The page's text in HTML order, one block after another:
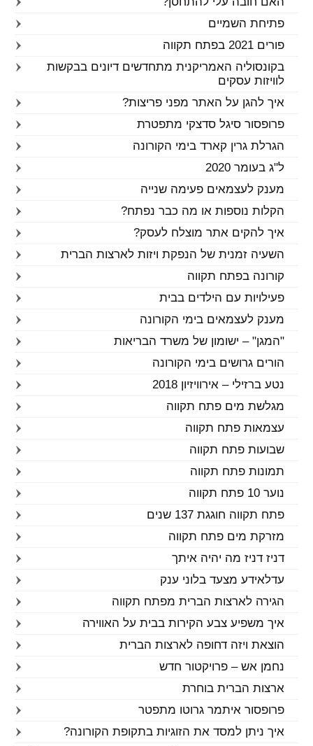
פתיחת השמיים
פורים 2021 בפתח תקווה
בקונסוליה האמריקנית מתחדשים דיונים בבקשות
לוויזות עסקים
איך להגן על האתר מפני פריצות?
פרופסור סיגל סדצקי מתפטרת
הגרלת גרין קארד בימי הקורונה
ל"ג בעומר 2020
מענק לעצמאים פעימה שנייה
הקלות נוספות או מה כבר נפתח?
איך להקים אתר מוצלח לעסק?
השעיה זמנית של הנפקת ויזות לארצות הברית
קורונה בפתח תקווה
פעילויות עם הילדים בבית
מענק לעצמאים בימי הקורונה
"המגן" – ישומון של משרד הבריאות
הורים גרושים בימי הקורונה
נטע ברזילי – אירוויזיון 2018
מגלשת מים פתח תקווה
עצמאות פתח תקווה
שבועות פתח תקווה
תמונות פתח תקווה
נוער 10 פתח תקווה
פתח תקווה חוגגת 137 שנים
מזרקת מים פתח תקווה
דניז דניז מה יהיה איתך
עדלאידע מצעד בלוני ענק
הגירה לארצות הברית מפתח תקווה
איך משפיע צבע הקירות בבית על האווירה
הוצאת ויזה דחופה לארצות הברית
נחמן אש – פרויקטור חדש
ארצות הברית בוחרת
פרופסור איתמר גרוטו מתפטר
איך ניתן למסד את הזוגיות בתקופת הקורונה?